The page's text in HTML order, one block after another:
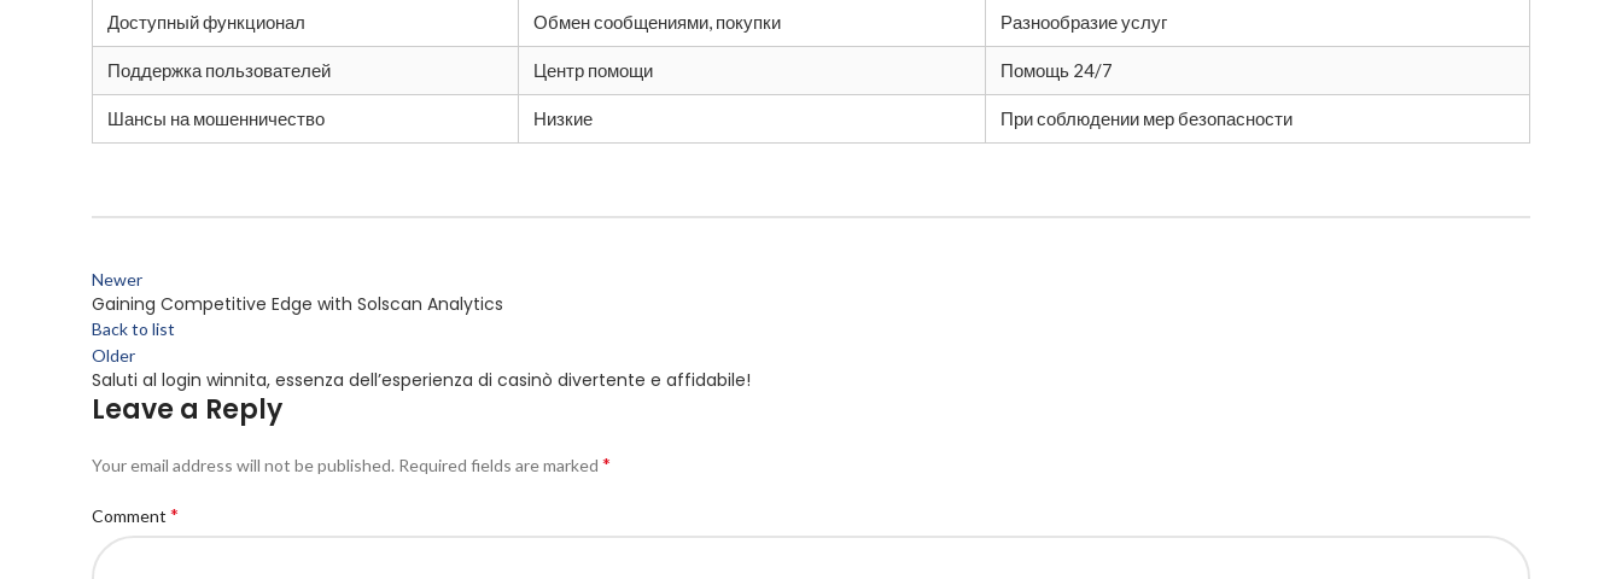
Доступный функционал Обмен сообщениями, покупки Разнообразие услуг
Поддержка пользователей Центр помощи Помощь 24/7
Шансы на мошенничество Низкие При соблюдении мер безопасности
Newer
Gaining Competitive Edge with Solscan Analytics
Back to list
Older
Saluti al login winnita, essenza dell’esperienza di casinò divertente e affidabile!
Leave a Reply
Your email address will not be published. Required fields are marked *
Comment *